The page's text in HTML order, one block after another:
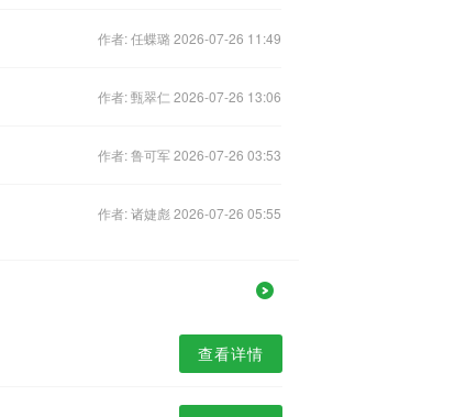
作者: 任蝶璐 2026-07-26 11:49
作者: 甄翠仁 2026-07-26 13:06
作者: 鲁可军 2026-07-26 03:53
作者: 诸婕彪 2026-07-26 05:55
查看详情